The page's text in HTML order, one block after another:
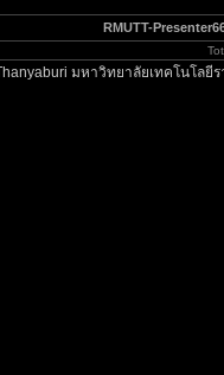
RMUTT-
มหาวิทยาลัยเทคโนโ